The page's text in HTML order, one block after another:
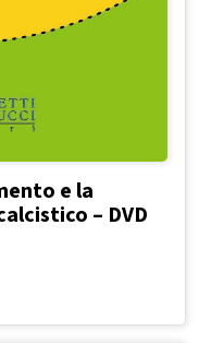
e la
– DVD